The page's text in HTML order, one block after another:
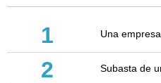
1 Una
2 Subasta de